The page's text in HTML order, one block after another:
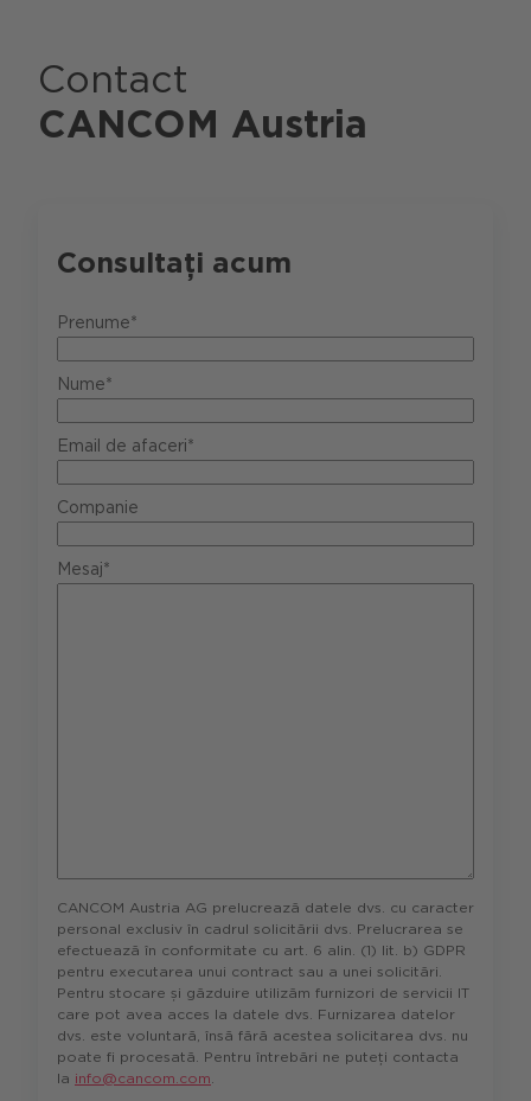
Contact
CANCOM Austria
Consultați acum
Prenume*
Nume*
Email de afaceri*
Companie
Mesaj*
CANCOM Austria AG prelucrează datele dvs. cu caracter
personal exclusiv în cadrul solicitării dvs. Prelucrarea se
efectuează în conformitate cu art. 6 alin. (1) lit. b) GDPR
pentru executarea unui contract sau a unei solicitări.
Pentru stocare și găzduire utilizăm furnizori de servicii IT
care pot avea acces la datele dvs. Furnizarea datelor
dvs. este voluntară, însă fără acestea solicitarea dvs. nu
poate fi procesată. Pentru întrebări ne puteți contacta
la info@cancom.com